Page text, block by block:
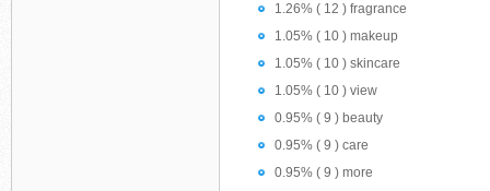
1.26% ( 12 ) fragrance
1.05% ( 10 ) makeup
1.05% ( 10 ) skincare
1.05% ( 10 ) view
0.95% ( 9 ) beauty
0.95% ( 9 ) care
0.95% ( 9 ) more